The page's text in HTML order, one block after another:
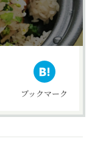
ブックマーク